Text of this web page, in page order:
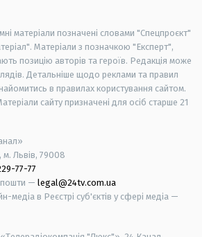
матеріали позначені словами "Спецпроєкт"
Матеріали з позначкою "Експерт",
позицію авторів та героїв. Редакція може
Детальніше щодо реклами та правил
в правилах користування сайтом.
сайту призначені для осіб старше 21
м. Львів, 79008
77-77
пошти — legal@24tv.com.ua
медіа в Реєстрі суб'єктів у сфері медіа —